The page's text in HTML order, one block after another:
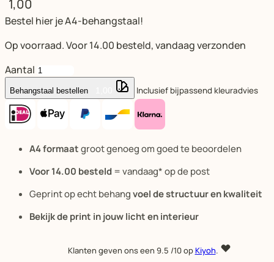
1,00
Bestel hier je A4-behangstaal!
Op voorraad. Voor 14.00 besteld, vandaag verzonden
Aantal
Behangstaal bestellen Inclusief bijpassend kleuradvies
A4 formaatgroot genoeg om goed te beoordelen
Voor 14.00 besteld= vandaag* op de post
Geprint op echt behangvoel de structuur en kwaliteit
Bekijk de print in jouw licht en interieur
Klanten geven ons een 9.5 /10 opKiyoh.